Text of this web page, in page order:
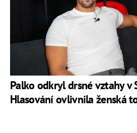
Palko odkryl drsné vztahy v
Hlasování ovlivnila ženská